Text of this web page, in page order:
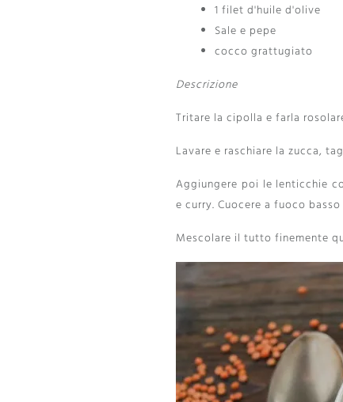
1 filet d'huile d'olive
Sale e pepe
cocco grattugiato
Descrizione
Tritare la cipolla e farla
Lavare e raschiare la zucca,
Aggiungere poi le lenticchie
e curry. Cuocere a fuoco
Mescolare il tutto finemente